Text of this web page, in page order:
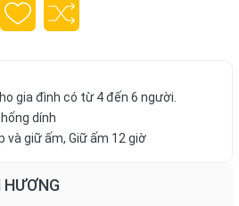
gia đình có từ 4 đến 6 người.
dính
và giữ ấm, Giữ ấm 12 giờ
HƯƠNG